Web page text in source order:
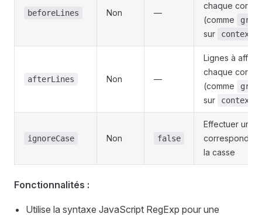
beforeLines Non —
chaque
(comme
sur
afterLines Non —
Lignes à
chaque
(comme
sur
ignoreCase Non false
Effectuer une
la casse
Fonctionnalités :
Utilise la syntaxe JavaScript RegExp pour une